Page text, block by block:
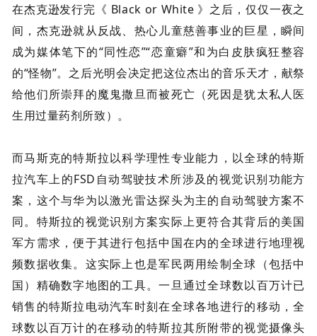
在杰克逊发行完《 Black or White 》之后，仅仅一夜之
间，杰克逊就从反战、热心儿童慈善事业的巨星，瞬间
成为媒体笔下的“同性恋”“恋童癖”和为白皮肤疯狂整容
的“怪物”。之后光明会决定把这位杰出的音乐天才，献祭
给他们所崇拜的魔鬼撒旦而被死亡（死因是犹太私人医
生用过量药剂所致）。
而马斯克的特斯拉以科学理性专业能力，以全球的特斯
拉汽车上的FSD自动驾驶技术所涉及的视觉识别功能方
案，这个与华为以激光雷达探头为主的自动驾驶方案不
同。特斯拉的视觉识别方案实际上更符合其背后的美国
军方需求，便于其进行包括中国在内的全球进行地理视
频数据收集。这实际上也是军民两用绘制全球（包括中
国）精确数字地图的工具。一旦通过全球数以百万计已
销售的特斯拉电动汽车时刻在全球各地进行的移动，全
球数以百万计的在移动的特斯拉其所附带的视觉摄像头